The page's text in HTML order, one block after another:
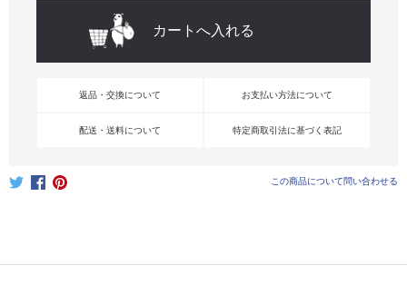
返品・交換について お支払い方法について
配送・送料について 特定商取引法に基づく表記
この商品について問い合わせる